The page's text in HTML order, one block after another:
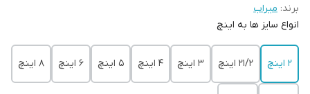
برند: میراب
انواع سایز ها به اینچ
2 اینچ 21/2 اینچ 3 اینچ 4 اینچ 5 اینچ 6 اینچ 8 اینچ